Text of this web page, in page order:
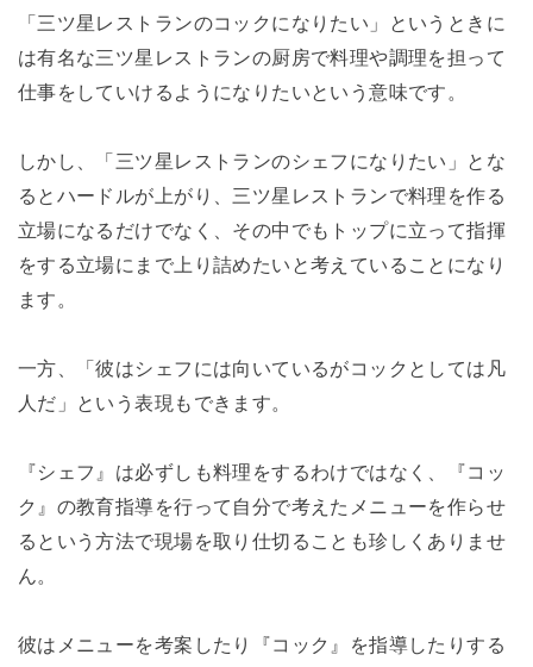
「三ツ星レストランのコックになりたい」というときに
は有名な三ツ星レストランの厨房で料理や調理を担って
仕事をしていけるようになりたいという意味です。
しかし、「三ツ星レストランのシェフになりたい」とな
るとハードルが上がり、三ツ星レストランで料理を作る
立場になるだけでなく、その中でもトップに立って指揮
をする立場にまで上り詰めたいと考えていることになり
ます。
一方、「彼はシェフには向いているがコックとしては凡
人だ」という表現もできます。
『シェフ』は必ずしも料理をするわけではなく、『コッ
ク』の教育指導を行って自分で考えたメニューを作らせ
るという方法で現場を取り仕切ることも珍しくありませ
ん。
彼はメニューを考案したり『コック』を指導したりする